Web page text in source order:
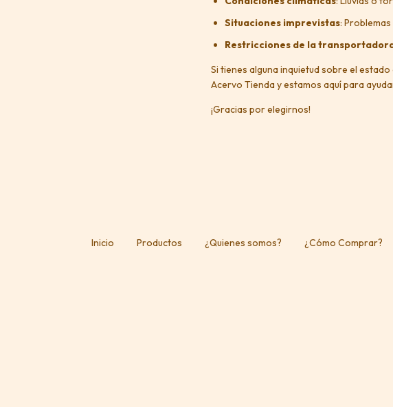
Situaciones imprevistas:
Restricciones de la
Si tienes alguna inquietud sobre el
Acervo Tienda y estamos aquí para
¡Gracias por elegirnos!
Inicio Productos ¿Quienes somos? ¿Cómo Comprar?